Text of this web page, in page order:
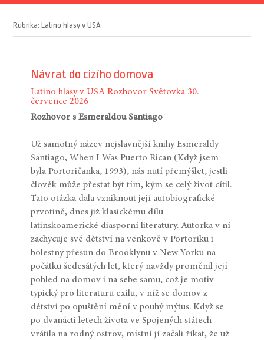
Rubrika: Latino hlasy v USA
Návrat do cizího domova
Latino hlasy v USA Rozhovor Světovka 30.
července 2026
Rozhovor s Esmeraldou Santiago
Už samotný název nejslavnější knihy Esmeraldy
Santiago, When I Was Puerto Rican (Když jsem
byla Portoričanka, 1993), nás nutí přemýšlet, jestli
člověk může přestat být tím, kým se celý život cítil.
Tato otázka dala vzniknout její autobiografické
prvotině, dnes již klasickému dílu
latinskoamerické diasporní literatury. Autorka v ní
zachycuje své dětství na venkově v Portoriku i
bolestný přesun do Brooklynu v New Yorku na
počátku šedesátých let, který navždy proměnil její
pohled na domov i na sebe samu, což je motiv
typický pro literaturu exilu, v níž se domov z
dětství po opuštění mění v pouhý mýtus. Když se
po dvanácti letech života ve Spojených státech
vrátila na rodný ostrov, místní jí začali říkat, že už